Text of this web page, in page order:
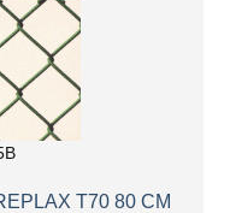
T70 80 CM